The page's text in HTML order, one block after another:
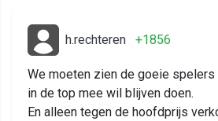
h.rechteren +1856
We moeten zien de goeie spelers
in de top mee wil blijven doen.
En alleen tegen de hoofdprijs